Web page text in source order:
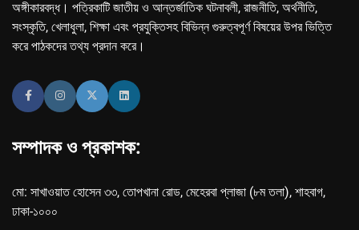
অঙ্গীকারবদ্ধ। পত্রিকাটি জাতীয় ও আন্তর্জাতিক ঘটনাবলী, রাজনীতি, অর্থনীতি,
সংস্কৃতি, খেলাধুলা, শিক্ষা এবং প্রযুক্তিসহ বিভিন্ন গুরুত্বপূর্ণ বিষয়ের উপর ভিত্তি
করে পাঠকদের তথ্য প্রদান করে।
সম্পাদক ও প্রকাশক:
মো: সাখাওয়াত হোসেন ৩৩, তোপখানা রোড, মেহেরবা প্লাজা (৮ম তলা), শাহবাগ,
ঢাকা-১০০০